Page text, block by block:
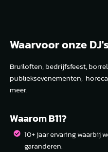
Waarvoor onze
Bruiloften, bedrijfsfeest,
publieksevenementen,
meer.
Waarom B11?
10+ jaar ervaring waarbij
garanderen.